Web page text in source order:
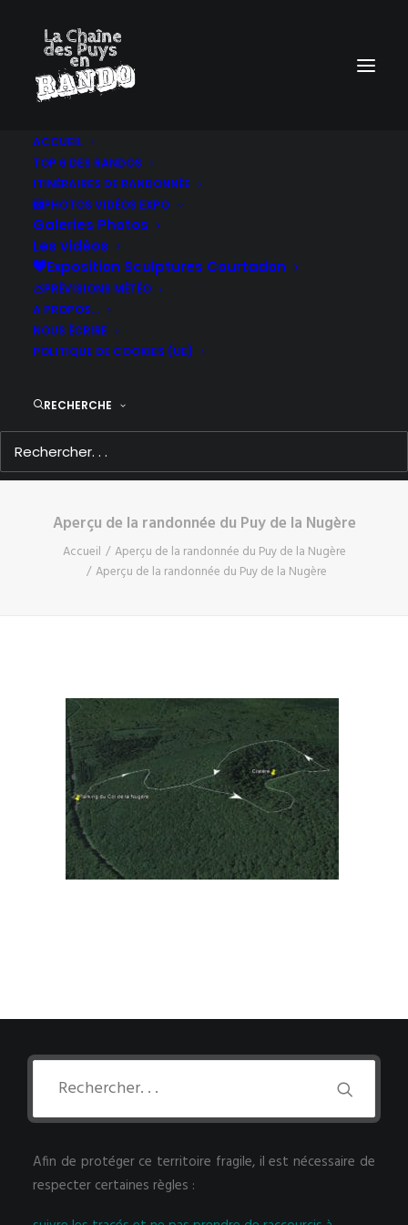
ACCUEIL
TOP 6 DES RANDOS
ITINÉRAIRES DE RANDONNÉE
PHOTOS VIDÉOS EXPO
Galeries Photos
Les vidéos
Exposition Sculptures Courtadon
PRÉVISIONS MÉTÉO
A PROPOS…
NOUS ÉCRIRE
POLITIQUE DE COOKIES (UE)
RECHERCHE
Aperçu de la randonnée du Puy de la Nugère
Accueil
Aperçu de la randonnée du Puy de la Nugère
Aperçu de la randonnée du Puy de la Nugère
Afin de protéger ce territoire fragile, il est nécessaire de
respecter certaines règles :